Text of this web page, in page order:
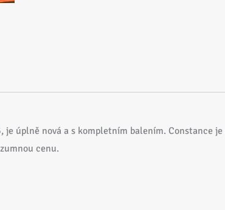
úplně nová a s kompletním balením. Constance
cenu.